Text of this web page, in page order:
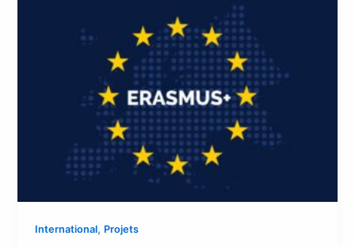
International, Projets